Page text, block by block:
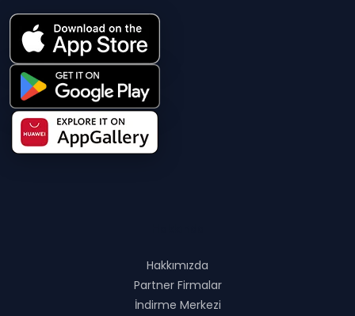
Hakkımızda
Partner Firmalar
İndirme Merkezi